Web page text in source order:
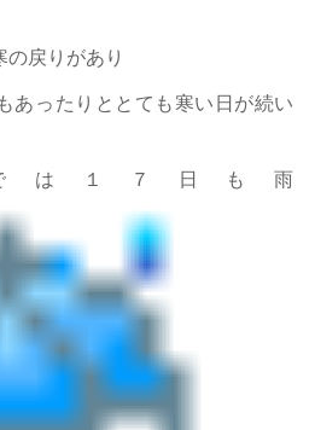
の戻りがあり
あったりととても寒い日が続い
は１７日も雨